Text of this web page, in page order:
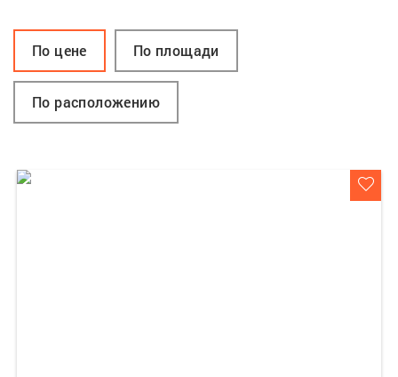
По цене По площади
По расположению